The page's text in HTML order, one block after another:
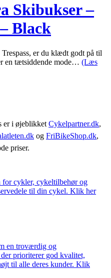
Skibukser –
Black
er du klædt godt på til
en tætsiddende mode… (Læs
er i øjeblikket Cykelpartner.dk,
og FriBikeShop.dk,
priser.
cykler, cykeltilbehør og
til din cykel. Klik her
en troværdig og
prioriterer god kvalitet,
til alle deres kunder. Klik